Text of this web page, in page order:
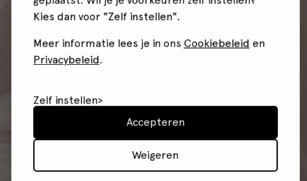
Kies dan voor "Zelf instellen".
Meer informatie lees je in ons Cookiebeleid en
Privacybeleid.
Zelf instellen
Weigeren
Accepteren